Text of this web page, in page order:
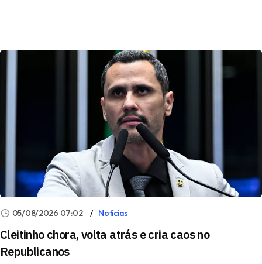
05/08/2026 07:02 Notícias
Cleitinho chora, volta atrás e cria caos no
Republicanos